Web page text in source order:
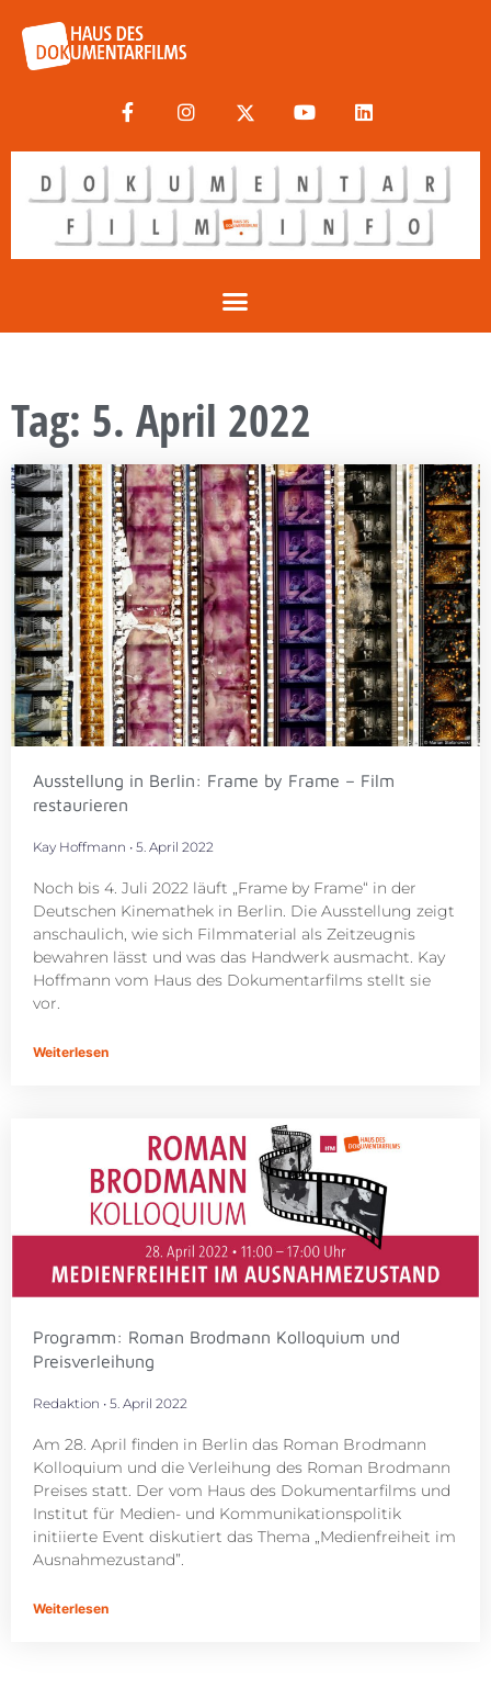
Tag: 5. April 2022
Ausstellung in Berlin: Frame by Frame – Film
restaurieren
Kay Hoffmann 5. April 2022
Noch bis 4. Juli 2022 läuft „Frame by Frame“ in der
Deutschen Kinemathek in Berlin. Die Ausstellung zeigt
anschaulich, wie sich Filmmaterial als Zeitzeugnis
bewahren lässt und was das Handwerk ausmacht. Kay
Hoffmann vom Haus des Dokumentarfilms stellt sie
vor.
Weiterlesen
Programm: Roman Brodmann Kolloquium und
Preisverleihung
Redaktion 5. April 2022
Am 28. April finden in Berlin das Roman Brodmann
Kolloquium und die Verleihung des Roman Brodmann
Preises statt. Der vom Haus des Dokumentarfilms und
Institut für Medien- und Kommunikationspolitik
initiierte Event diskutiert das Thema „Medienfreiheit im
Ausnahmezustand”.
Weiterlesen